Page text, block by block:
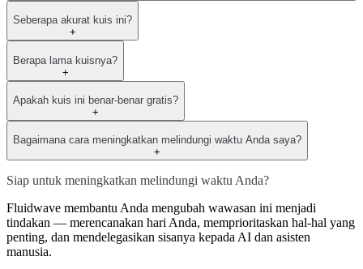
Seberapa akurat kuis ini?
+
Berapa lama kuisnya?
+
Apakah kuis ini benar-benar gratis?
+
Bagaimana cara meningkatkan melindungi waktu Anda saya?
+
Siap untuk meningkatkan melindungi waktu Anda?
Fluidwave membantu Anda mengubah wawasan ini menjadi
tindakan — merencanakan hari Anda, memprioritaskan hal-hal yang
penting, dan mendelegasikan sisanya kepada AI dan asisten
manusia.